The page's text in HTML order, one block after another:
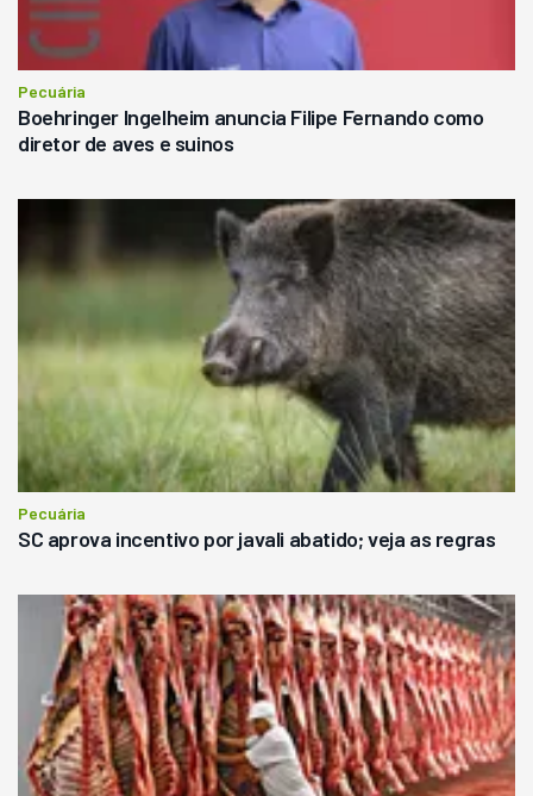
Pecuária
Boehringer Ingelheim anuncia Filipe Fernando como
diretor de aves e suinos
Pecuária
SC aprova incentivo por javali abatido; veja as regras